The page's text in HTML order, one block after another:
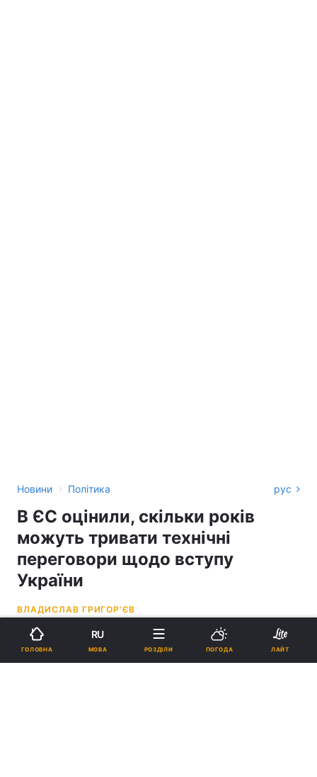
Новини › Політика рус
В ЄС оцінили, скільки років
можуть тривати технічні
переговори щодо вступу
України
ВЛАДИСЛАВ ГРИГОР'ЄВ
19:58, 14.06.26
ГОЛОВНА
RU
МОВА РОЗДІЛИ ПОГОДА ЛАЙТ